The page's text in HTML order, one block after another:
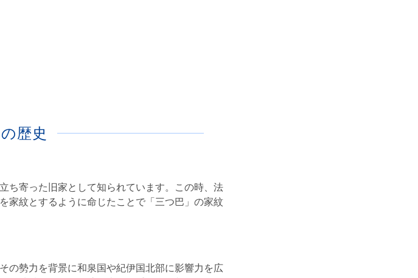
歴史
ち寄った旧家として知られています。この時、法
家紋とするように命じたことで「三つ巴」の家紋
の勢力を背景に和泉国や紀伊国北部に影響力を広